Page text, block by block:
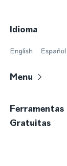
Idioma
English Español
Menu
Ferramentas
Gratuitas